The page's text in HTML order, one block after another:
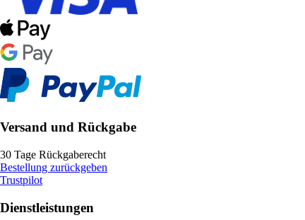
Versand und Rückgabe
30 Tage Rückgaberecht
Bestellung zurückgeben
Trustpilot
Dienstleistungen